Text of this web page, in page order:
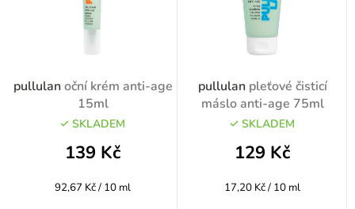
pullulanoční krém anti-age
15ml
SKLADEM
139 Kč
Měrná
92,67 Kč / 10 ml
pullulan pleťové čisticí
máslo anti-age 75ml
SKLADEM
129 Kč
Měrná
17,20 Kč / 10 ml